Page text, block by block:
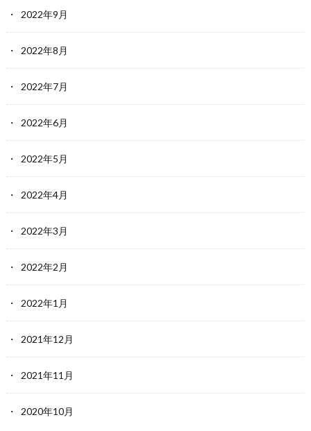
2022年9月
2022年8月
2022年7月
2022年6月
2022年5月
2022年4月
2022年3月
2022年2月
2022年1月
2021年12月
2021年11月
2020年10月